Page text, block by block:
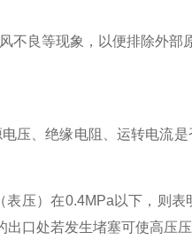
良等现象，以便排除外部
压、绝缘电阻、运转电流
压）在0.4MPa以下，则表
出口处若发生堵塞可使高压